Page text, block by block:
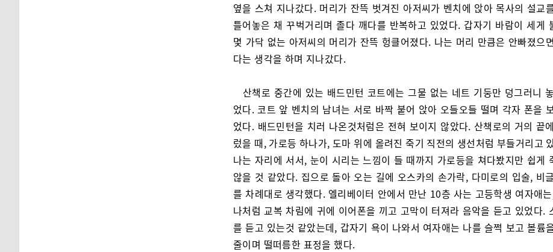
옆을 스쳐 지나갔다. 머리가 잔뜩 벗겨진 아저씨가 벤치에 앉아 목사의 설교
틀어놓은 채 꾸벅거리며 졸다 깨다를 반복하고 있었다. 갑자기 바람이 세게
몇 가닥 없는 아저씨의 머리가 잔뜩 헝클어졌다. 나는 머리 만큼은 안빠졌으
다는 생각을 하며 지나갔다.
산책로 중간에 있는 배드민턴 코트에는 그물 없는 네트 기둥만 덩그러니
었다. 코트 앞 벤치의 남녀는 서로 바짝 붙어 앉아 오들오들 떨며 각자 폰을
었다. 배드민턴을 치러 나온것처럼은 전혀 보이지 않았다. 산책로의 거의 끝
렀을 때, 가로등 하나가, 도마 위에 올려진 죽기 직전의 생선처럼 부들거리고
나는 자리에 서서, 눈이 시리는 느낌이 들 때까지 가로등을 쳐다봤지만 쉽게
않을 것 같았다. 집으로 돌아 오는 길에 오스카의 손가락, 다미로의 입술, 비
를 차례대로 생각했다. 엘리베이터 안에서 만난 10층 사는 고등학생 여자애
나처럼 교복 차림에 귀에 이어폰을 끼고 고막이 터져라 음악을 듣고 있었다.
를 듣고 있는것 같았는데, 갑자기 욕이 나와서 여자애는 나를 슬쩍 보고 볼륨
줄이며 떨떠름한 표정을 했다.